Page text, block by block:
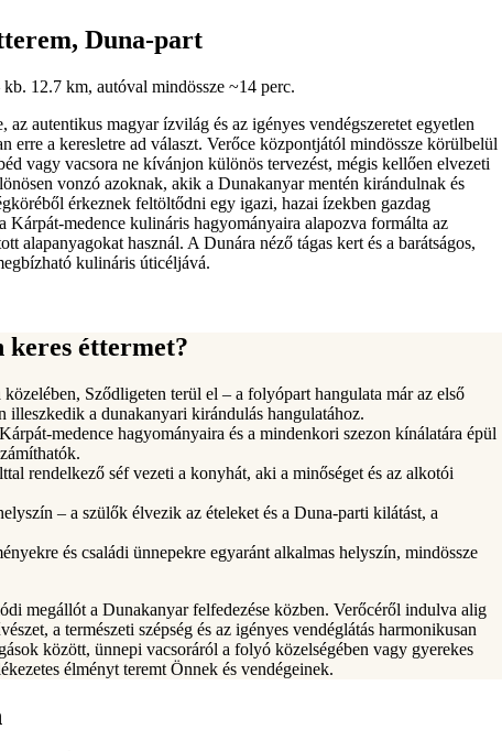
Duna-part
12.7 km, autóval mindössze ~14 perc.
autentikus magyar ízvilág és az igényes vendégszeretet egyetlen
erre a keresletre ad választ. Verőce központjától mindössze körülbelül
vagy vacsora ne kívánjon különös tervezést, mégis kellően elvezeti
vonzó azoknak, akik a Dunakanyar mentén kirándulnak és
érkeznek feltöltődni egy igazi, hazai ízekben gazdag
medence kulináris hagyományaira alapozva formálta az
alapanyagokat használ. A Dunára néző tágas kert és a barátságos,
kulináris úticéljává.
keres éttermet?
Sződligeten terül el – a folyópart hangulata már az első
illeszkedik a dunakanyari kirándulás hangulatához.
medence hagyományaira és a mindenkori szezon kínálatára épül
rendelkező séf vezeti a konyhát, aki a minőséget és az alkotói
– a szülők élvezik az ételeket és a Duna-parti kilátást, a
és családi ünnepekre egyaránt alkalmas helyszín, mindössze
megállót a Dunakanyar felfedezése közben. Verőcéről indulva alig
a természeti szépség és az igényes vendéglátás harmonikusan
között, ünnepi vacsoráról a folyó közelségében vagy gyerekes
élményt teremt Önnek és vendégeinek.